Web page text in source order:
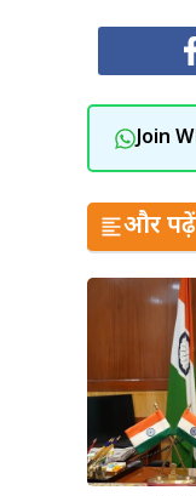
Join
और पढ़ें